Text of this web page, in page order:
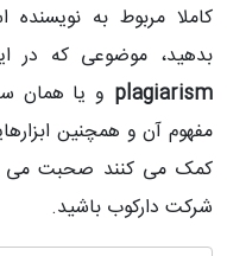
کاملا مربوط به
بدهید، موضوعی که در
plagiarism و یا همان
مفهوم آن و همچنین
کمک می کنند صحبت می
شرکت دارکوب باشید.